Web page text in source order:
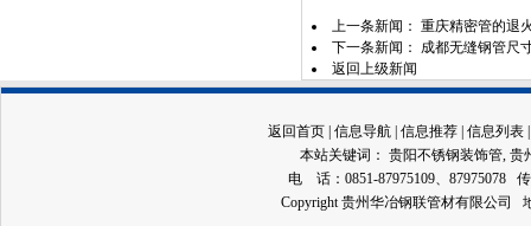
上一条新闻： 重庆精密管的退
下一条新闻：
成都无缝钢管尺
返回上级新闻
返回首页 | 信息导航 | 信息推荐 | 信息列表
本站关键词： 贵阳不锈钢装饰管 贵
电 话：0851-87975109、87975078
Copyright 贵州华冶钢联管材有限公